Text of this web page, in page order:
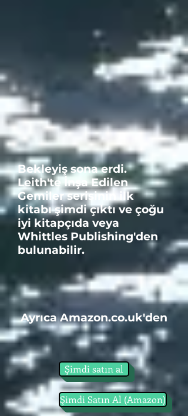
Bekleyiş sona erdi.
Leith'te İnşa Edilen
Gemiler serisinin ilk
kitabı şimdi çıktı ve çoğu
iyi kitapçıda veya
Whittles Publishing'den
bulunabilir.
Ayrıca Amazon.co.uk'den
Şimdi satın al
Şimdi Satın Al (Amazon)